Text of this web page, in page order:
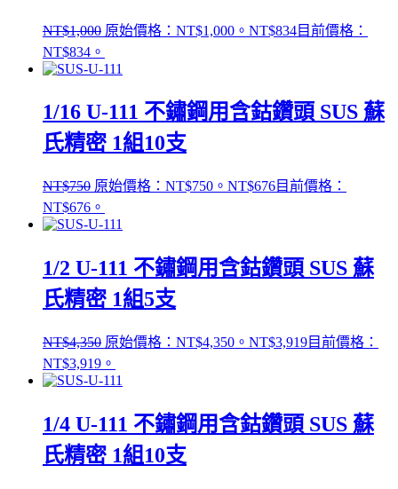
NT$1,000 原始價格：NT$1,000。 NT$834目前價格：
NT$834。
1/16 U-111 不鏽鋼用含鈷鑽頭 SUS 蘇
氏精密 1組10支
NT$750 原始價格：NT$750。 NT$676目前價格：
NT$676。
1/2 U-111 不鏽鋼用含鈷鑽頭 SUS 蘇
氏精密 1組5支
NT$4,350 原始價格：NT$4,350。 NT$3,919目前價格：
NT$3,919。
1/4 U-111 不鏽鋼用含鈷鑽頭 SUS 蘇
氏精密 1組10支